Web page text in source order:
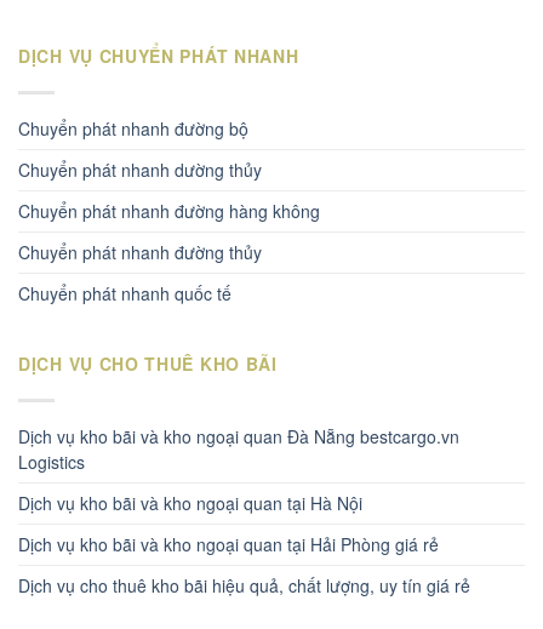
DỊCH VỤ CHUYỂN PHÁT NHANH
Chuyển phát nhanh đường bộ
Chuyển phát nhanh dường thủy
Chuyển phát nhanh đường hàng không
Chuyển phát nhanh đường thủy
Chuyển phát nhanh quốc tế
DỊCH VỤ CHO THUÊ KHO BÃI
Dịch vụ kho bãi và kho ngoại quan Đà Nẵng bestcargo.vn
Logistics
Dịch vụ kho bãi và kho ngoại quan tại Hà Nội
Dịch vụ kho bãi và kho ngoại quan tại Hải Phòng giá rẻ
Dịch vụ cho thuê kho bãi hiệu quả, chất lượng, uy tín giá rẻ